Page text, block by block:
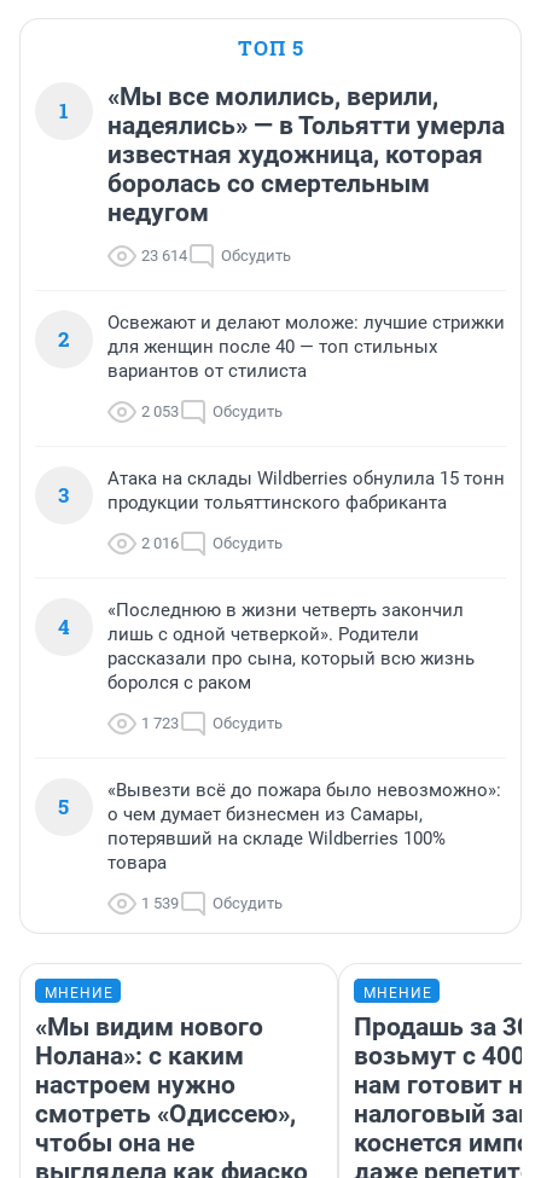
ТОП 5
1
«Мы все молились, верили,
надеялись» — в Тольятти умерла
известная художница, которая
боролась со смертельным
недугом
23 614 Обсудить
2
Освежают и делают моложе: лучшие стрижки
для женщин после 40 — топ стильных
вариантов от стилиста
2 053 Обсудить
3
Атака на склады Wildberries обнулила 15 тонн
продукции тольяттинского фабриканта
2 016 Обсудить
4
«Последнюю в жизни четверть закончил
лишь с одной четверкой». Родители
рассказали про сына, который всю жизнь
боролся с раком
1 723 Обсудить
5
«Вывезти всё до пожара было невозможно»:
о чем думает бизнесмен из Самары,
потерявший на складе Wildberries 100%
товара
1 539 Обсудить
МНЕНИЕ
«Мы видим нового
Нолана»: с каким
настроем нужно
смотреть «Одиссею»,
чтобы она не
выглядела как фиаско
МНЕНИЕ
Продашь за
возьмут с
нам готовит
налоговый
коснется
даже